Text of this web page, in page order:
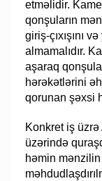
etməlidir.
qonşuların
giriş-çıxışını
almamalıdır.
aşaraq
hərəkətlərini
qorunan şəxsi
Konkret iş üzrə
üzərində
həmin